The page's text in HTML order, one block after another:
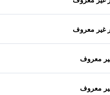
معروف
معروف